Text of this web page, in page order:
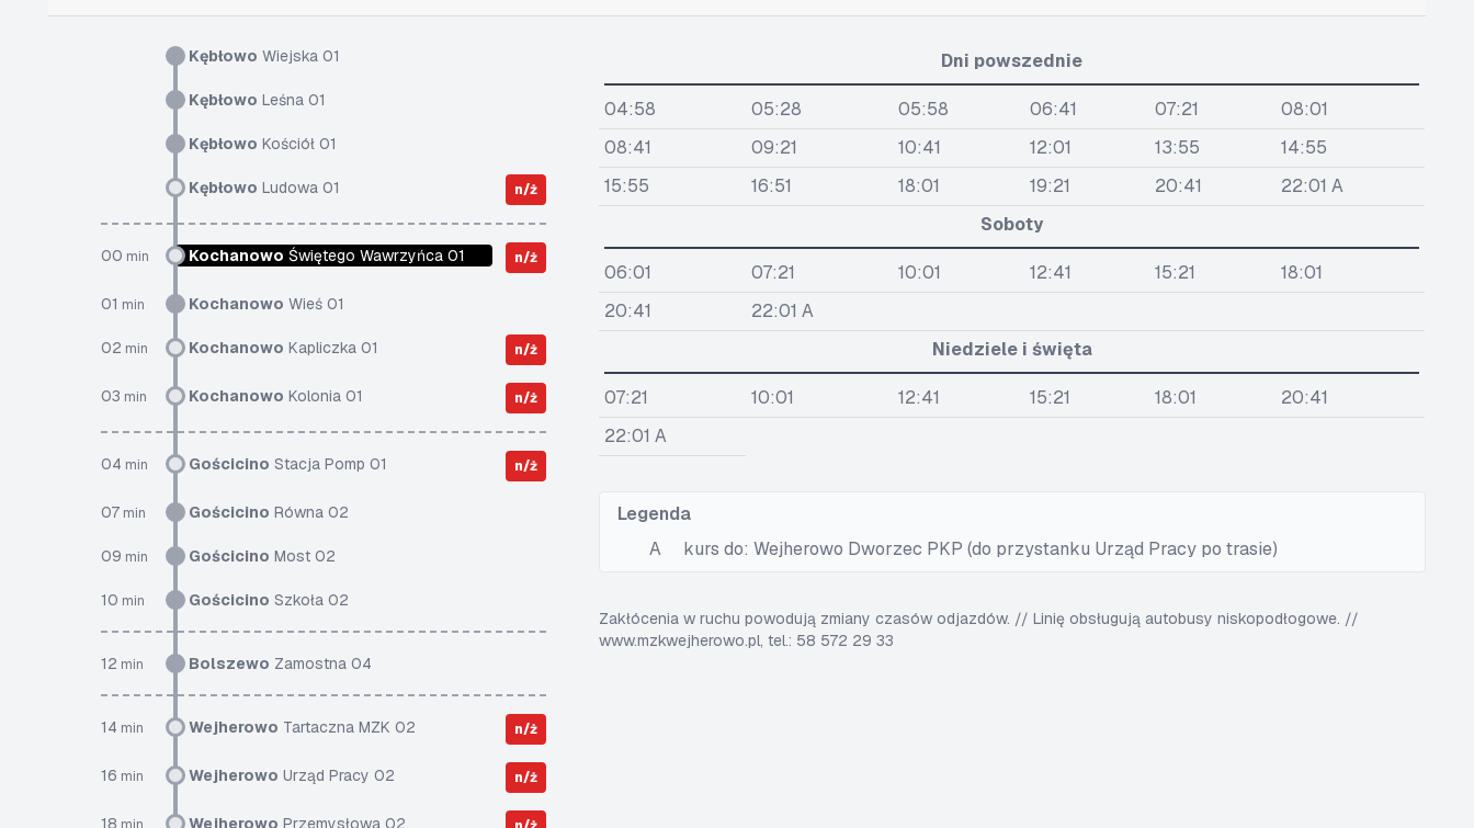
Kębłowo Wiejska 01
Kębłowo Leśna 01
Kębłowo Kościół 01
Kębłowo Ludowa 01 n/ż
00 min Kochanowo Świętego Wawrzyńca 01 n/ż
01 min Kochanowo Wieś 01
02 min Kochanowo Kapliczka 01 n/ż
03 min Kochanowo Kolonia 01 n/ż
04 min Gościcino Stacja Pomp 01 n/ż
07 min Gościcino Równa 02
09 min Gościcino Most 02
10 min Gościcino Szkoła 02
12 min Bolszewo Zamostna 04
14 min Wejherowo Tartaczna MZK 02 n/ż
16 min Wejherowo Urząd Pracy 02 n/ż
18 Wejherowo Przemysłowa 02
Dni powszednie
04:58 05:28 05:58 06:41 07:21
08:01
08:41
09:21 10:41 12:01 13:55
14:55
15:55
16:51 18:01 19:21 20:41
22:01 A
Soboty
06:01 07:21 10:01 12:41 15:21
18:01
20:41
22:01 A
Niedziele i święta
07:21 10:01 12:41 15:21 18:01
20:41
22:01 A
Legenda
A
kurs do: Wejherowo Dworzec PKP (do przystanku Urząd Pracy po trasie)
Zakłócenia w ruchu powodują zmiany czasów odjazdów. // Linię obsługują autobusy niskopodłogowe. //
www.mzkwejherowo.pl, tel.: 58 572 29 33